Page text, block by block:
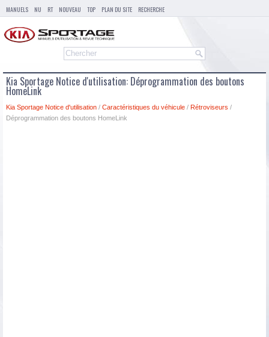
MANUELS NU RT NOUVEAU TOP PLAN DU SITE RECHERCHE
Kia Sportage Notice d'utilisation: Déprogrammation des boutons
HomeLink
Kia Sportage Notice d'utilisation / Caractéristiques du véhicule / Rétroviseurs /
Déprogrammation des boutons HomeLink